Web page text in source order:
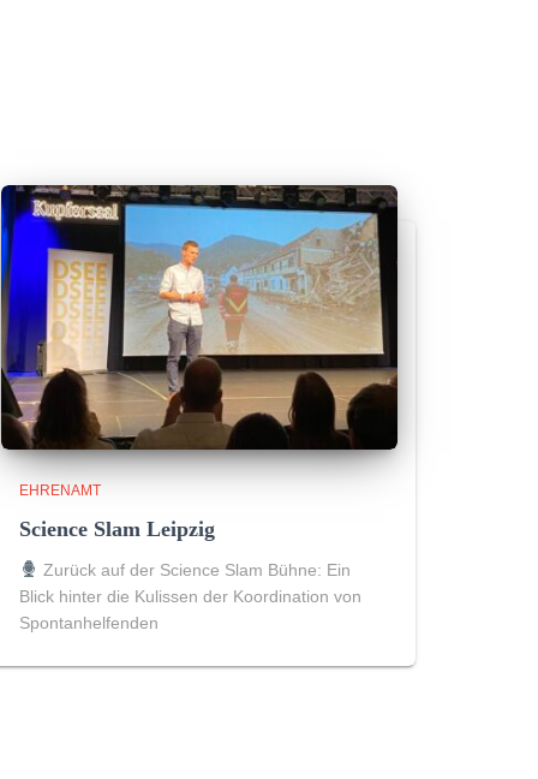
EHRENAMT
Science Slam Leipzig
Zurück auf der Science Slam Bühne: Ein
Blick hinter die Kulissen der Koordination von
Spontanhelfenden